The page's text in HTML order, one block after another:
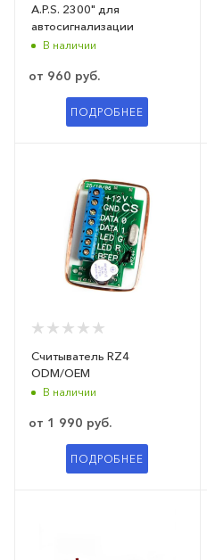
A.P.S. 2300" для
автосигнализации
В наличии
от 960 руб.
ПОДРОБНЕЕ
Считыватель RZ4
ODM/OEM
В наличии
от 1 990 руб.
ПОДРОБНЕЕ